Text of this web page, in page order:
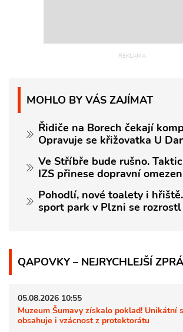
MOHLO BY VÁS ZAJÍMAT
Řidiče na Borech čekají
Opravuje se křižovatka U
Ve Stříbře bude rušno.
IZS přinese dopravní
Pohodlí, nové toalety i
sport park v Plzni se rozrostl
QAPOVKY – NEJRYCHLEJŠÍ
05.08.2026 10:55
Muzeum Šumavy získalo poklad! Unikátní
obsahuje i vzácnost z protektorátu